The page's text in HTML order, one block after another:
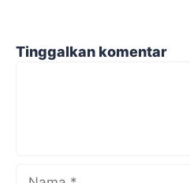
Tinggalkan komentar